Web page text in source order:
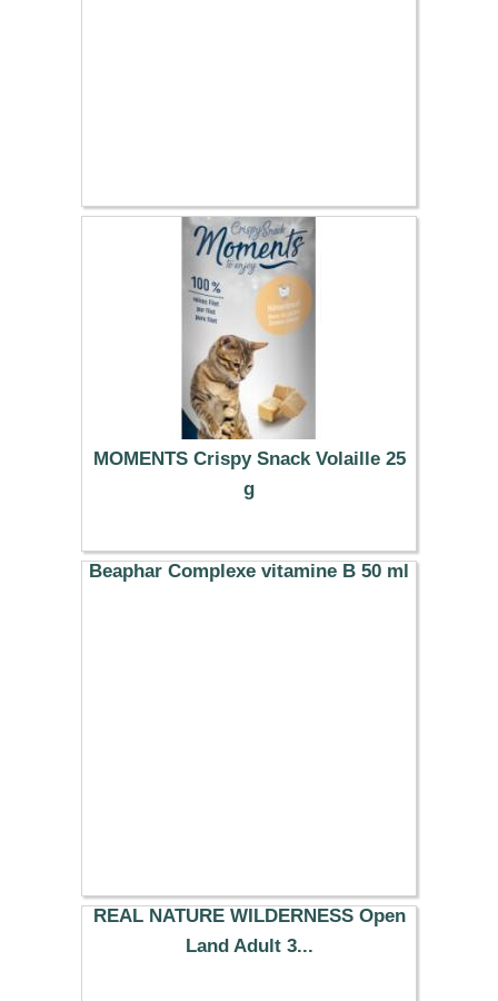
MOMENTS Crispy Snack Volaille 25
g
3.19 €
Beaphar Complexe vitamine B 50 ml
REAL NATURE WILDERNESS Open
Land Adult 3...